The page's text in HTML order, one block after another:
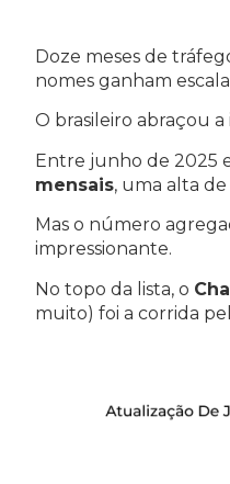
Doze meses de
nomes ganham
O brasileiro abraçou
Entre junho de 2025
mensais, uma alta
Mas o número
impressionante.
No topo da lista, o
muito) foi a corrida